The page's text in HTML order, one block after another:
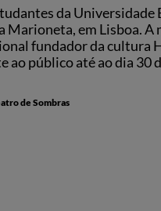
da Universidade
Marioneta, em Lisboa.
fundador da cultura
público até ao dia 30
de Sombras